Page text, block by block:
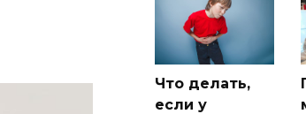
Что делать,
если у